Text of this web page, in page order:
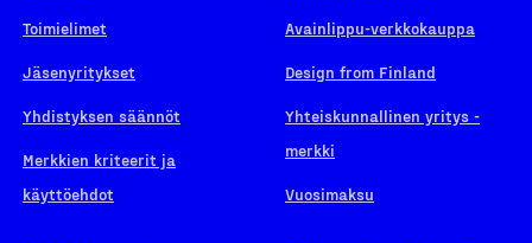
Toimielimet
Jäsenyritykset
Yhdistyksen säännöt
Merkkien kriteerit ja
käyttöehdot
Avainlippu-verkkokauppa
Design from Finland
Yhteiskunnallinen yritys -
merkki
Vuosimaksu